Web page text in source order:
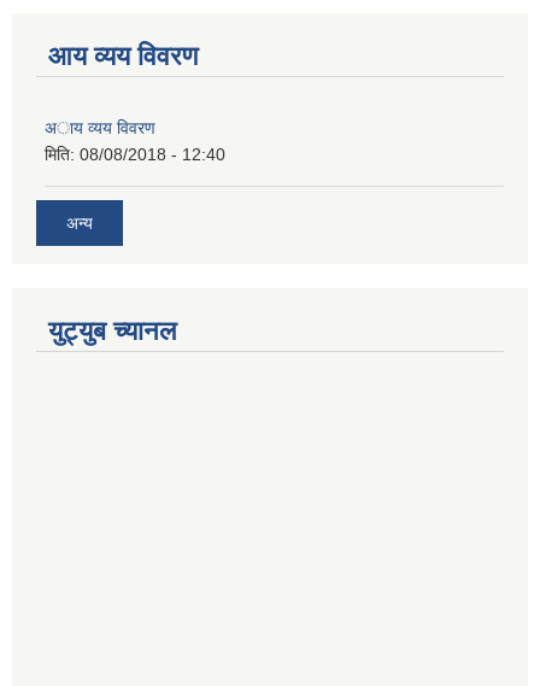
आय व्यय विवरण
अाय व्यय विवरण
मिति: 08/08/2018 - 12:40
अन्य
युट्युब च्यानल